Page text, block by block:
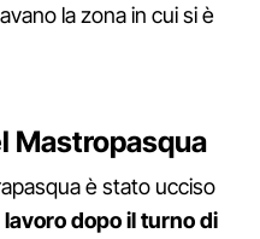
la zona in cui si è
Mastropasqua
è stato ucciso
dopo il turno di